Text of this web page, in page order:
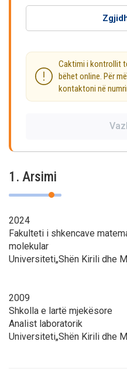
Caktimi i kontrollit
bëhet online. Për
kontaktoni në
1. Arsimi
2024
Fakulteti i shkencave
molekular
Universiteti„Shën Kirili dhe
2009
Shkolla e lartë mjekësore
Analist laboratorik
Universiteti„Shën Kirili dhe